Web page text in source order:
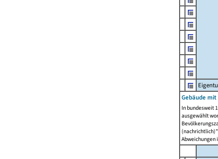
Gebäude
In bundesweit
ausgewählt
Abweichungen